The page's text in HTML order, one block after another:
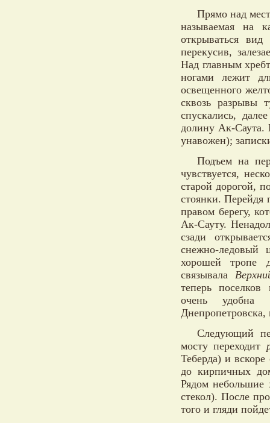
Прямо над
называемая на
открываться
перекусив,
Над главным
ногами лежит
освещенного
сквозь разрывы
спускались,
долину Ак-Саута.
унавожен);
Подъем на
чувствуется,
старой дорогой,
стоянки. Перейдя
правом берегу,
Ак-Сауту.
сзади
снежно-ледовый
хорошей тропе
связывала
теперь
очень удобна
Следующий
мосту переходит
Теберда) и
до кирпичных
Рядом небольшие
стекол). После
того и гляди